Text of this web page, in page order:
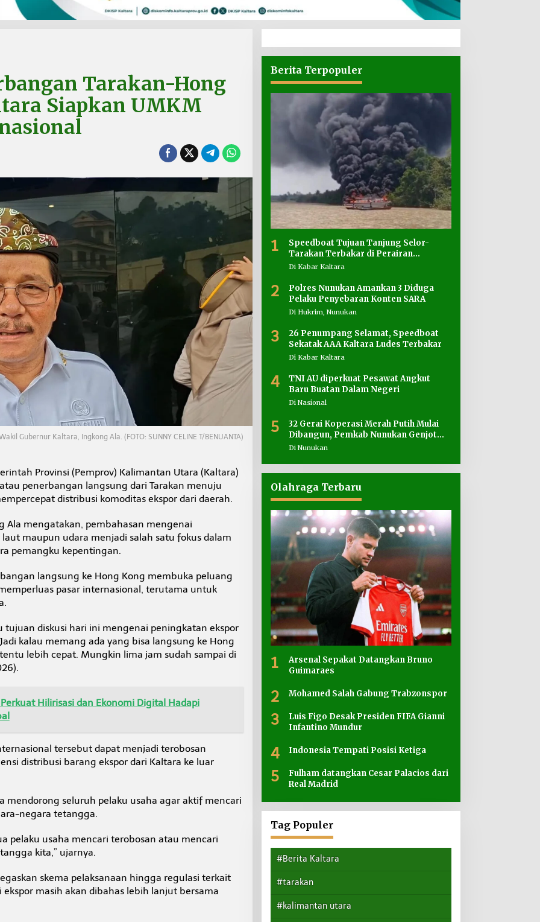
Tarakan-Hong
Siapkan UMKM
Gubernur Kaltara, Ingkong Ala. (FOTO: SUNNY CELINE T/BENUANTA)
Provinsi (Pemprov) Kalimantan Utara (Kaltara)
penerbangan langsung dari Tarakan menuju
distribusi komoditas ekspor dari daerah.
Ala mengatakan, pembahasan mengenai
maupun udara menjadi salah satu fokus dalam
pemangku kepentingan.
langsung ke Hong Kong membuka peluang
pasar internasional, terutama untuk
tujuan diskusi hari ini mengenai peningkatan ekspor
kalau memang ada yang bisa langsung ke Hong
lebih cepat. Mungkin lima jam sudah sampai di
Hilirisasi dan Ekonomi Digital Hadapi
tersebut dapat menjadi terobosan
distribusi barang ekspor dari Kaltara ke luar
mendorong seluruh pelaku usaha agar aktif mencari
negara tetangga.
pelaku usaha mencari terobosan atau mencari
kita,” ujarnya.
skema pelaksanaan hingga regulasi terkait
masih akan dibahas lebih lanjut bersama
Berita Terpopuler
1
Speedboat Tujuan Tanjung Selor-
Tarakan Terbakar di Perairan
Salimbatu
Di Kabar Kaltara
2
Polres Nunukan Amankan 3 Diduga
Pelaku Penyebaran Konten SARA
Di Hukrim, Nunukan
3
26 Penumpang Selamat, Speedboat
Sekatak AAA Kaltara Ludes Terbakar
Di Kabar Kaltara
4
TNI AU diperkuat Pesawat Angkut
Baru Buatan Dalam Negeri
Di Nasional
5
32 Gerai Koperasi Merah Putih Mulai
Dibangun, Pemkab Nunukan Genjot
Penyediaan Lahan
Di Nunukan
Olahraga Terbaru
1
Arsenal Sepakat Datangkan Bruno
Guimaraes
2 Mohamed Salah Gabung Trabzonspor
3
Luis Figo Desak Presiden FIFA Gianni
Infantino Mundur
4 Indonesia Tempati Posisi Ketiga
5
Fulham datangkan Cesar Palacios dari
Real Madrid
Tag Populer
#Berita Kaltara
#tarakan
#kalimantan utara